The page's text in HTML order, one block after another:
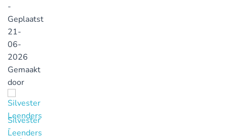
-
Geplaatst
21-
06-
2026
Gemaakt
door
Silvester
Leenders